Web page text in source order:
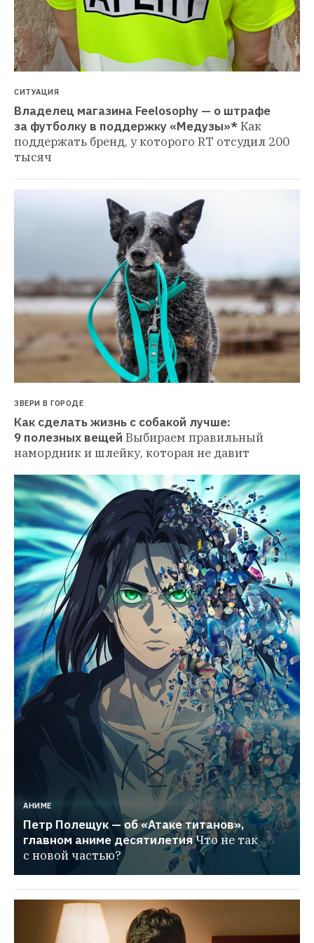
СИТУАЦИЯ
Владелец магазина Feelosophy — о штрафе
за футболку в поддержку «Медузы»*Как
поддержать бренд, у которого RT отсудил 200
тысяч
ЗВЕРИ В ГОРОДЕ
Как сделать жизнь с собакой лучше:
9 полезных вещей Выбираем правильный
намордник и шлейку, которая не давит
АНИМЕ
Петр Полещук — об «Атаке титанов»,
главном аниме десятилетияЧто не так
с новой частью?